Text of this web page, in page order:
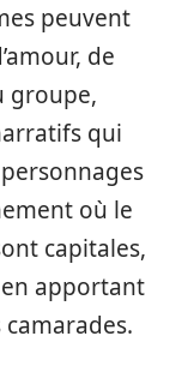
peuvent
de
groupe,
qui
où le
capitales,
apportant